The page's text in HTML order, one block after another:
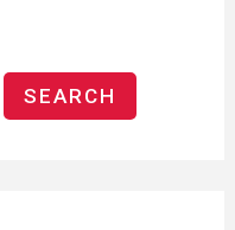
SEARCH